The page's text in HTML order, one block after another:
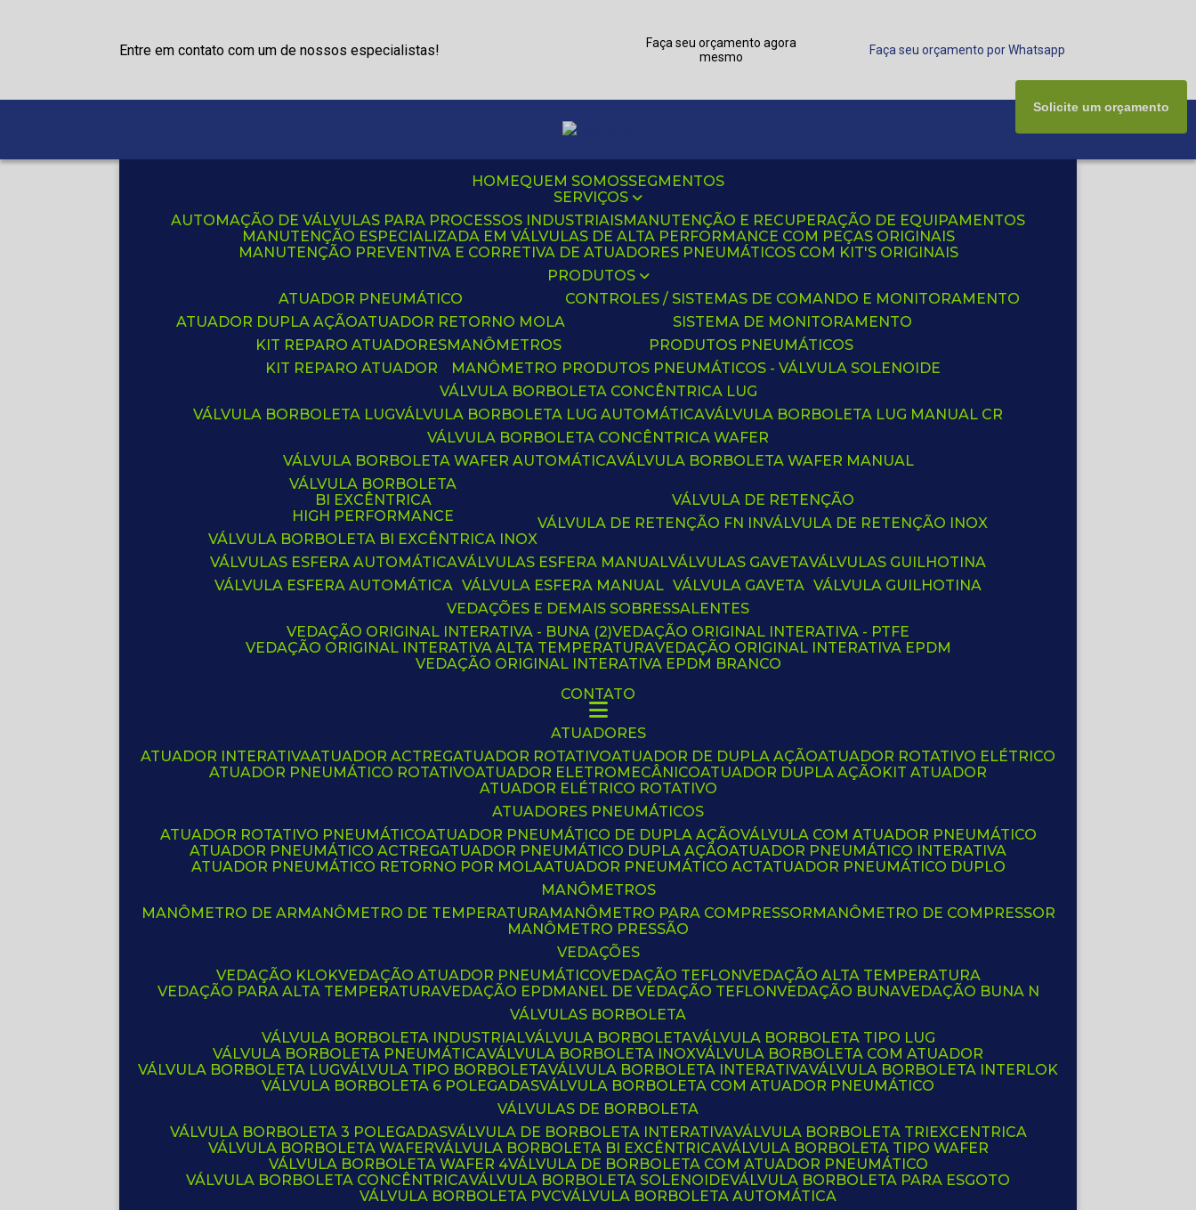
Entre em contato com um de nossos especialistas!
Faça seu orçamento agora
mesmo
Faça seu orçamento por Whatsapp
HOME QUEM SOMOS
SEGMENTOS
SERVIÇOS
AUTOMAÇÃO DE VÁLVULAS PARA PROCESSOS INDUSTRIAIS
MANUTENÇÃO E RECUPERAÇÃO DE EQUIPAMENTOS
MANUTENÇÃO ESPECIALIZADA EM VÁLVULAS DE ALTA PERFORMANCE COM PEÇAS ORIGINAIS
MANUTENÇÃO PREVENTIVA E CORRETIVA DE ATUADORES PNEUMÁTICOS COM KIT'S ORIGINAIS
PRODUTOS
ATUADOR PNEUMÁTICO
ATUADOR DUPLA AÇÃO
ATUADOR RETORNO MOLA
CONTROLES / SISTEMAS DE COMANDO E MONITORAMENTO
SISTEMA DE MONITORAMENTO
KIT REPARO ATUADORES
KIT REPARO ATUADOR
MANÔMETROS
MANÔMETRO
PRODUTOS PNEUMÁTICOS
PRODUTOS PNEUMÁTICOS - VÁLVULA SOLENOIDE
VÁLVULA BORBOLETA CONCÊNTRICA LUG
VÁLVULA BORBOLETA LUG VÁLVULA BORBOLETA LUG AUTOMÁTICA VÁLVULA BORBOLETA LUG MANUAL CR
VÁLVULA BORBOLETA CONCÊNTRICA WAFER
VÁLVULA BORBOLETA WAFER AUTOMÁTICA VÁLVULA BORBOLETA WAFER MANUAL
VÁLVULA BORBOLETA
BI EXCÊNTRICA
HIGH PERFORMANCE
VÁLVULA BORBOLETA BI EXCÊNTRICA INOX
VÁLVULA DE RETENÇÃO
VÁLVULA DE RETENÇÃO FN IN VÁLVULA DE RETENÇÃO INOX
VÁLVULAS ESFERA AUTOMÁTICA
VÁLVULA ESFERA AUTOMÁTICA
VÁLVULAS ESFERA MANUAL
VÁLVULA ESFERA MANUAL
VÁLVULAS GAVETA
VÁLVULA GAVETA
VÁLVULAS GUILHOTINA
VÁLVULA GUILHOTINA
VEDAÇÕES E DEMAIS SOBRESSALENTES
VEDAÇÃO ORIGINAL INTERATIVA - BUNA (2)
VEDAÇÃO ORIGINAL INTERATIVA - PTFE
VEDAÇÃO ORIGINAL INTERATIVA ALTA TEMPERATURA VEDAÇÃO ORIGINAL INTERATIVA EPDM
VEDAÇÃO ORIGINAL INTERATIVA EPDM BRANCO
CONTATO
ATUADORES
ATUADOR INTERATIVA ATUADOR ACTREG ATUADOR ROTATIVO ATUADOR DE DUPLA AÇÃO
ATUADOR ROTATIVO ELÉTRICO
ATUADOR PNEUMÁTICO ROTATIVO
ATUADOR ELETROMECÂNICO ATUADOR DUPLA AÇÃO
KIT ATUADOR
ATUADOR ELÉTRICO ROTATIVO
ATUADORES PNEUMÁTICOS
ATUADOR ROTATIVO PNEUMÁTICO
ATUADOR PNEUMÁTICO DE DUPLA AÇÃO VÁLVULA COM ATUADOR PNEUMÁTICO
ATUADOR PNEUMÁTICO ACTREG
ATUADOR PNEUMÁTICO DUPLA AÇÃO
ATUADOR PNEUMÁTICO INTERATIVA
ATUADOR PNEUMÁTICO RETORNO POR MOLA ATUADOR PNEUMÁTICO ACT
ATUADOR PNEUMÁTICO DUPLO
MANÔMETROS
MANÔMETRO DE AR
MANÔMETRO DE TEMPERATURA MANÔMETRO PARA COMPRESSOR
MANÔMETRO DE COMPRESSOR
MANÔMETRO PRESSÃO
VEDAÇÕES
VEDAÇÃO KLOK VEDAÇÃO ATUADOR PNEUMÁTICO VEDAÇÃO TEFLON
VEDAÇÃO ALTA TEMPERATURA
VEDAÇÃO PARA ALTA TEMPERATURA VEDAÇÃO EPDM ANEL DE VEDAÇÃO TEFLON VEDAÇÃO BUNA VEDAÇÃO BUNA N
VÁLVULAS BORBOLETA
VÁLVULA BORBOLETA INDUSTRIAL VÁLVULA BORBOLETA VÁLVULA BORBOLETA TIPO LUG
VÁLVULA BORBOLETA PNEUMÁTICA VÁLVULA BORBOLETA INOX VÁLVULA BORBOLETA COM ATUADOR
VÁLVULA BORBOLETA LUG VÁLVULA TIPO BORBOLETA VÁLVULA BORBOLETA INTERATIVA VÁLVULA BORBOLETA INTERLOK
VÁLVULA BORBOLETA 6 POLEGADAS VÁLVULA BORBOLETA COM ATUADOR PNEUMÁTICO
VÁLVULAS DE BORBOLETA
VÁLVULA BORBOLETA 3 POLEGADAS VÁLVULA DE BORBOLETA INTERATIVA VÁLVULA BORBOLETA TRIEXCENTRICA
VÁLVULA BORBOLETA WAFER VÁLVULA BORBOLETA BI EXCÊNTRICA VÁLVULA BORBOLETA TIPO WAFER
VÁLVULA BORBOLETA WAFER 4 VÁLVULA DE BORBOLETA COM ATUADOR PNEUMÁTICO
VÁLVULA BORBOLETA CONCÊNTRICA VÁLVULA BORBOLETA SOLENOIDE VÁLVULA BORBOLETA PARA ESGOTO
VÁLVULA BORBOLETA PVC VÁLVULA BORBOLETA AUTOMÁTICA
Solicite um orçamento